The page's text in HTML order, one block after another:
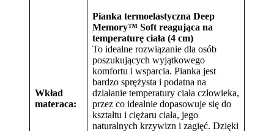
Wkład
materaca:
Pianka termoelastyczna Deep
Memory™ Soft reagująca na
temperaturę ciała (4 cm)
To idealne rozwiązanie dla osób
poszukujących wyjątkowego
komfortu i wsparcia. Pianka jest
bardzo sprężysta i podatna na
działanie temperatury ciała człowieka,
przez co idealnie dopasowuje się do
kształtu i ciężaru ciała, jego
naturalnych krzywizn i zagięć. Dzięki